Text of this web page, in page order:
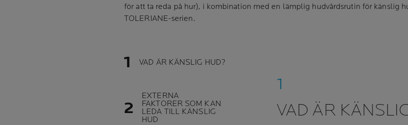
för att ta reda på hur), i kombination med en lämplig hudvårdsrutin för känslig
TOLERIANE-serien.
VAD ÄR KÄNSLIG HUD?
EXTERNA
FAKTORER SOM KAN
LEDA TILL KÄNSLIG
HUD
VAD ÄR